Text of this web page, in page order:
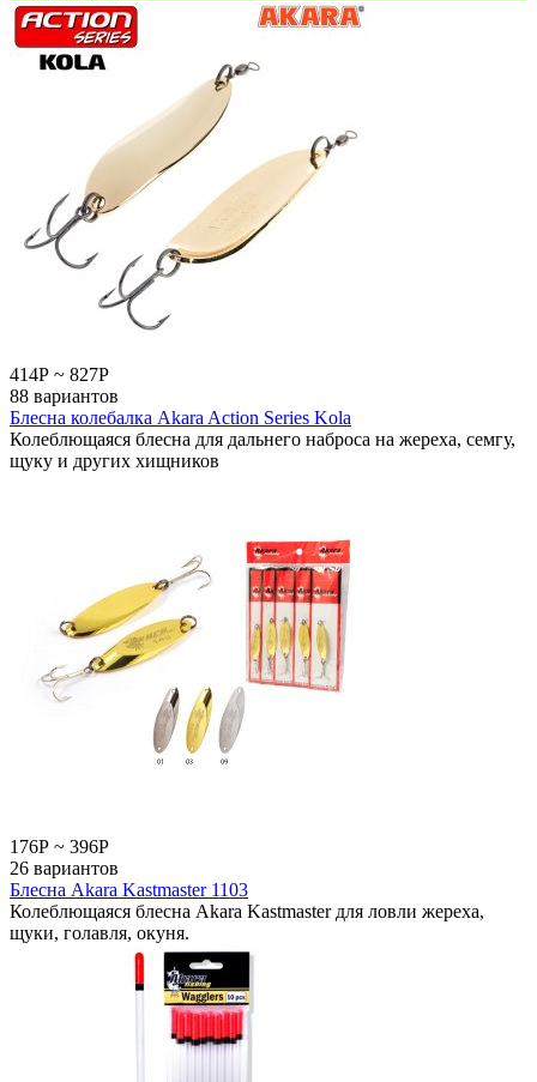
414Р ~ 827Р
88 вариантов
Блесна колебалка Akara Action Series Kola
Колеблющаяся блесна для дальнего наброса на жереха, семгу,
щуку и других хищников
176Р ~ 396Р
26 вариантов
Блесна Akara Kastmaster 1103
Колеблющаяся блесна Akara Kastmaster для ловли жереха,
щуки, голавля, окуня.